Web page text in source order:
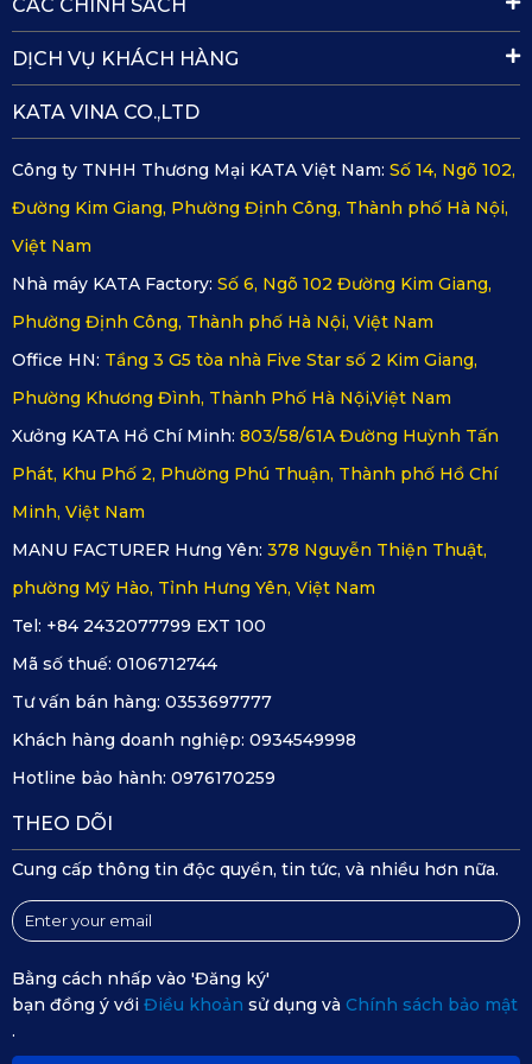
không che chắn tầm nhìn mà còn có thể dễ dàng lắp đặt
ngay tại nhà. Để quá trình lắp đặt trở nên dễ dàng hơn, bạn
có thể tham khảo video hướng dẫn dưới đây của KATA.
4. Chính sách bảo hành và cách mua
camera hành trình Ford Everest
KATA cung cấp chính sách bảo hành 12 tháng đối với các
sản phẩm camera hành trình Ford Everest. Chính sách bảo
hành minh bạch giúp khách hàng có thể yên tâm hơn khi
dùng sản phẩm.
Tuy nhiên, hãy đảm bảo rằng bạn mua hàng chính hãng
CÁC CHÍNH SÁCH
DỊCH VỤ KHÁCH HÀNG
KATA VINA CO.,LTD
Công ty TNHH Thương Mại KATA Việt Nam: Số 14, Ngõ 102,
Đường Kim Giang, Phường Định Công, Thành phố Hà Nội,
Việt Nam
Nhà máy KATA Factory: Số 6, Ngõ 102 Đường Kim Giang,
Phường Định Công, Thành phố Hà Nội, Việt Nam
Office HN: Tầng 3 G5 tòa nhà Five Star số 2 Kim Giang,
Phường Khương Đình, Thành Phố Hà Nội,Việt Nam
Xưởng KATA Hồ Chí Minh: 803/58/61A Đường Huỳnh Tấn
Phát, Khu Phố 2, Phường Phú Thuận, Thành phố Hồ Chí
Minh, Việt Nam
MANU FACTURER Hưng Yên: 378 Nguyễn Thiện Thuật,
phường Mỹ Hào, Tỉnh Hưng Yên, Việt Nam
Tel: +84 2432077799 EXT 100
Mã số thuế: 0106712744
Tư vấn bán hàng: 0353697777
Khách hàng doanh nghiệp: 0934549998
Hotline bảo hành: 0976170259
THEO DÕI
Cung cấp thông tin độc quyền, tin tức, và nhiều hơn nữa.
Bằng cách nhấp vào 'Đăng ký'
bạn đồng ý với Điều khoản sử dụng và Chính sách bảo mật
.